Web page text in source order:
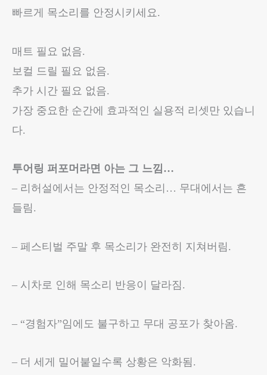
지
밍
업
요
음.
빠르게 목소리를 안정시키세요.
매트 필요 없음.
보컬 드릴 필요 없음.
추가 시간 필요 없음.
가장 중요한 순간에 효과적인 실용적 리셋만 있습니
다.
투어링 퍼포머라면 아는 그 느낌…
– 리허설에서는 안정적인 목소리… 무대에서는 흔
들림.
– 페스티벌 주말 후 목소리가 완전히 지쳐버림.
– 시차로 인해 목소리 반응이 달라짐.
– “경험자”임에도 불구하고 무대 공포가 찾아옴.
– 더 세게 밀어붙일수록 상황은 악화됨.